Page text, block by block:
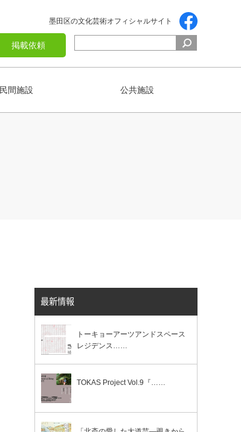
墨田区の文化芸術オフィシャルサイト
掲載依頼
民間施設 公共施設
最新情報
トーキョーアーツアンドスペース
レジデンス……
TOKAS Project Vol.9『……